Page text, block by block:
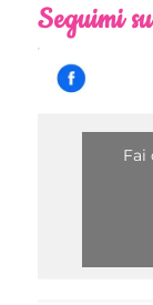
Seguimi
Fai